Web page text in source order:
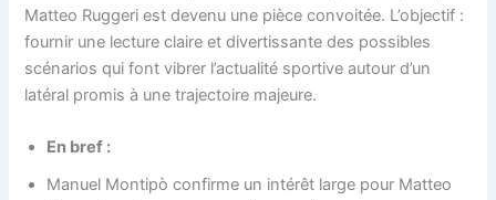
Matteo Ruggeri est devenu une pièce convoitée. L’objectif :
fournir une lecture claire et divertissante des possibles
scénarios qui font vibrer l’actualité sportive autour d’un
latéral promis à une trajectoire majeure.
En bref :
Manuel Montipò confirme un intérêt large pour Matteo